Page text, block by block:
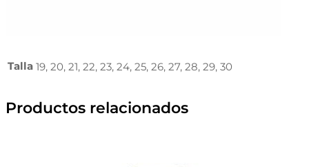
Talla 19, 20, 21, 22, 23, 24, 25, 26, 27, 28, 29, 30
Productos relacionados